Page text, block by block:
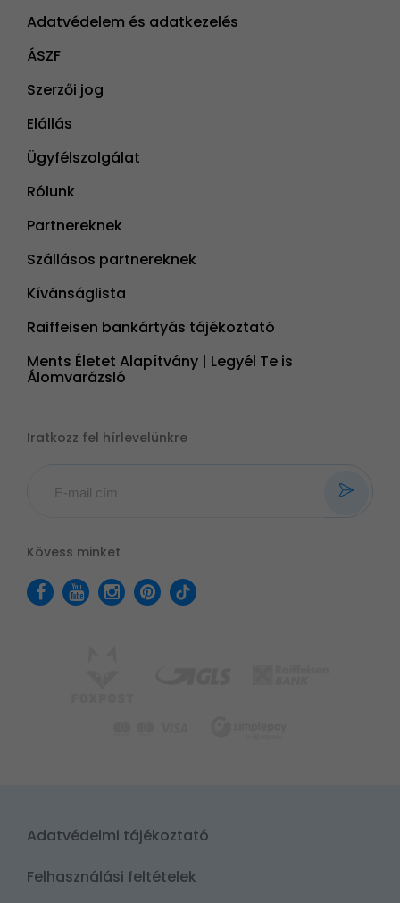
Adatvédelem és adatkezelés
ÁSZF
Szerzői jog
Elállás
Ügyfélszolgálat
Rólunk
Partnereknek
Szállásos partnereknek
Kívánságlista
Raiffeisen bankártyás tájékoztató
Ments Életet Alapítvány | Legyél Te is
Álomvarázsló
Iratkozz fel hírlevelünkre
Kövess minket
Adatvédelmi tájékoztató
Felhasználási feltételek